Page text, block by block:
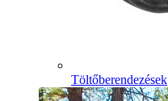
Töltőberendezések